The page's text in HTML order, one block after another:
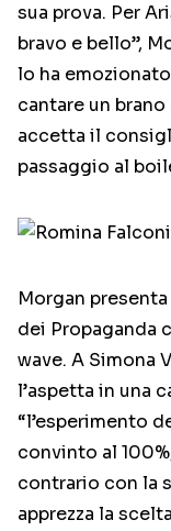
sua prova. Per
bravo e bello”,
lo ha
cantare un
accetta il
passaggio al
Morgan
dei Propaganda
wave. A Simona
l’aspetta in una
“l’esperimento
convinto al
contrario con la
apprezza la